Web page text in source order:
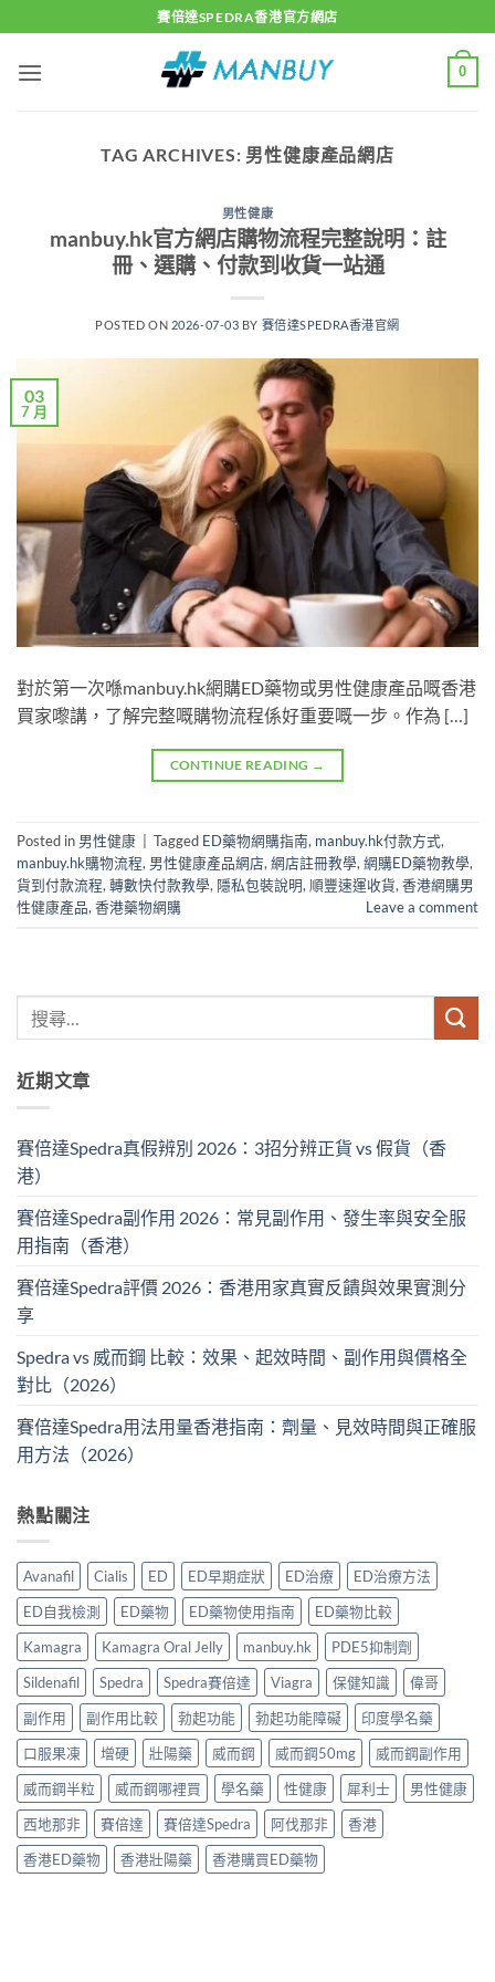
to
content
賽倍達SPEDRA香港官方網店
0
TAG ARCHIVES: 男性健康產品網店
男性健康
manbuy.hk官方網店購物流程完整說明：註
冊、選購、付款到收貨一站通
POSTED ON 2026-07-03 BY 賽倍達SPEDRA香港官網
03
7 月
對於第一次喺manbuy.hk網購ED藥物或男性健康產品嘅香港
買家嚟講，了解完整嘅購物流程係好重要嘅一步。作為 […]
CONTINUE READING →
Posted in 男性健康 Tagged ED藥物網購指南, manbuy.hk付款方式,
manbuy.hk購物流程, 男性健康產品網店,網店註冊教學,網購ED藥物教學,
貨到付款流程,轉數快付款教學, 隱私包裝說明,順豐速運收貨,香港網購男
性健康產品,香港藥物網購 Leave a comment
近期文章
賽倍達Spedra真假辨別 2026：3招分辨正貨 vs 假貨（香
港）
賽倍達Spedra副作用 2026：常見副作用、發生率與安全服
用指南（香港）
賽倍達Spedra評價 2026：香港用家真實反饋與效果實測分
享
Spedra vs 威而鋼 比較：效果、起效時間、副作用與價格全
對比（2026）
賽倍達Spedra用法用量香港指南：劑量、見效時間與正確服
用方法（2026）
熱點關注
Avanafil Cialis ED ED早期症狀 ED治療
ED治療方法
ED自我檢測
ED藥物 ED藥物使用指南
ED藥物比較
Kamagra
Kamagra Oral Jelly manbuy.hk
PDE5抑制劑
Sildenafil
Spedra Spedra賽倍達 Viagra 保健知識
偉哥
副作用
副作用比較 勃起功能 勃起功能障礙
印度學名藥
口服果凍
增硬 壯陽藥 威而鋼 威而鋼50mg
威而鋼副作用
威而鋼半粒
威而鋼哪裡買 學名藥 性健康 犀利士
男性健康
西地那非
賽倍達 賽倍達Spedra 阿伐那非
香港
香港ED藥物
香港壯陽藥 香港購買ED藥物